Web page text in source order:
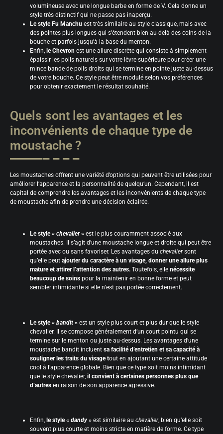
volumineuse avec une longue barbe en forme de V. Cela donne un
style très distinctif qui ne passe pas inaperçu.
Le style Fu Manchu est très similaire au style classique, mais avec
des pointes plus longues qui s’étendent bien au-delà des coins de la
bouche et parfois jusqu’à la base du menton.
Enfin, le Chevron est une allure discrète qui consiste à simplement
épaissir les poils naturels sur votre lèvre supérieure pour créer une
mince bande de poils droits qui se termine en pointe juste au-dessus
de votre bouche. Ce style peut être modulé selon vos préférences
pour obtenir exactement le résultat souhaité.
Quels sont les avantages et les
inconvénients de chaque type de
moustache ?
Les moustaches offrent une variété d’options qui peuvent être utilisées pour
améliorer l’apparence et la personnalité de quelqu’un. Cependant, il est
capital de comprendre les avantages et les inconvénients de chaque type
de moustache afin de prendre une décision éclairée.
Le style « chevalier» est le plus couramment associé aux
moustaches. Il s’agit d’une moustache longue et droite qui peut être
portée avec ou sans favoriser. Les avantages du chevaliersont
qu’elle peut ajouter du caractère à un visage, donner une allure plus
mature et attirer l’attention des autres. Toutefois, elle nécessite
beaucoup de soins pour la maintenir en bonne forme et peut
sembler intimidante si elle n’est pas portée correctement.
Le style « bandit » est un style plus court et plus dur que le style
chevalier. Il se compose généralement d’un court pointu qui se
termine sur le menton ou juste au-dessus. Les avantages d’une
moustache bandit incluent sa facilité d’entretien et sa capacité à
souligner les traits du visage tout en ajoutant une certaine attitude
cool à l’apparence globale. Bien que ce type soit moins intimidant
que le style chevalier, il convient à certaines personnes plus que
d’autres en raison de son apparence agressive.
Enfin, le style « dandy» est similaire au chevalier, bien qu’elle soit
souvent plus courte et moins stricte en matière de forme. Ce type